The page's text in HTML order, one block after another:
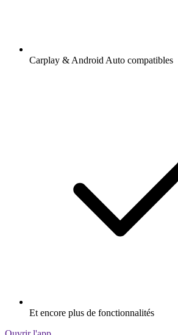
Carplay & Android Auto compatibles
Et encore plus de fonctionnalités